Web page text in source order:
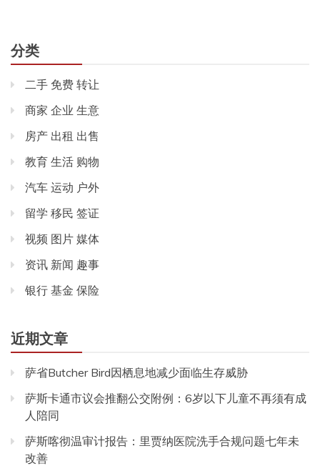
分类
二手 免费 转让
商家 企业 生意
房产 出租 出售
教育 生活 购物
汽车 运动 户外
留学 移民 签证
视频 图片 媒体
资讯 新闻 趣事
银行 基金 保险
近期文章
萨省Butcher Bird因栖息地减少面临生存威胁
萨斯卡通市议会推翻公交附例：6岁以下儿童不再须有成
人陪同
萨斯喀彻温审计报告：里贾纳医院洗手合规问题七年未
改善